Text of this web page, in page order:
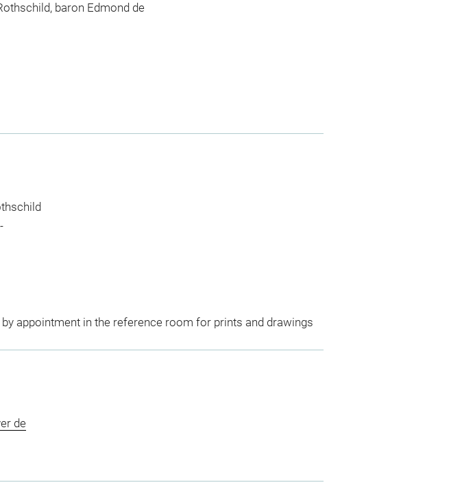
baron Edmond de
appointment in the reference room for prints and drawings
de